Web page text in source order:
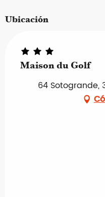
Ubicación
Maison du Golf
64 Sotogrande,